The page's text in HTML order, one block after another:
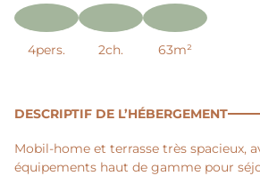
4pers. 2ch. 63m²
DESCRIPTIF DE L’HÉBERGEMENT
Mobil-home et terrasse très spacieux,
équipements haut de gamme pour